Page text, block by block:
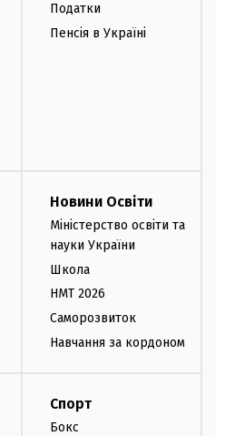
Податки
Пенсія в Україні
Новини Освіти
Міністерство освіти та
науки України
Школа
НМТ 2026
Саморозвиток
Навчання за кордоном
Спорт
Бокс